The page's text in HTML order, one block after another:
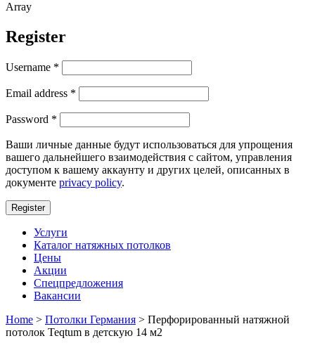
Array
Register
Username *
Email address *
Password *
Ваши личные данные будут использоваться для упрощения
вашего дальнейшего взаимодействия с сайтом, управления
доступом к вашему аккаунту и других целей, описанных в
документе privacy policy.
Register
Услуги
Каталог натяжных потолков
Цены
Акции
Спецпредложения
Вакансии
Home > Потолки Германия > Перфорированный натяжной
потолок Teqtum в детскую 14 м2